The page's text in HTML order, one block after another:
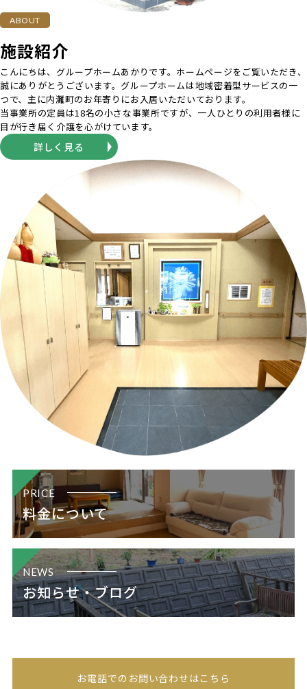
ABOUT
施設紹介
こんにちは、グループホームあかりです。ホームページをご覧いただき、
誠にありがとうございます。グループホームは地域密着型サービスの一
つで、主に内灘町のお年寄りにお入居いただいております。
当事業所の定員は18名の小さな事業所ですが、一人ひとりの利用者様に
目が行き届く介護を心がけています。
詳しく見る
PRICE
料金について
NEWS
お知らせ・ブログ
お電話でのお問い合わせはこちら